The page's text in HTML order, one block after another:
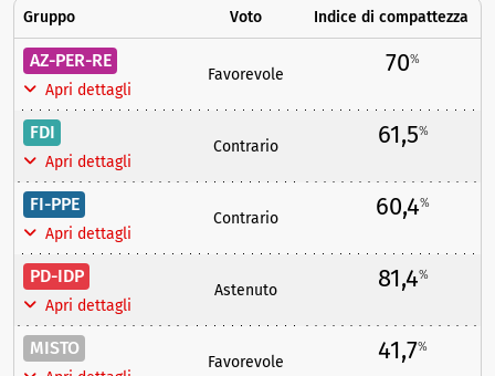
Gruppo Voto Indice di compattezza
AZ-PER-RE
Apri dettagli
Favorevole 70%
FDI
Apri dettagli
Contrario 61,5%
FI-PPE
Apri dettagli
Contrario 60,4%
PD-IDP
Apri dettagli
Astenuto 81,4%
MISTO
Favorevole 41,7%